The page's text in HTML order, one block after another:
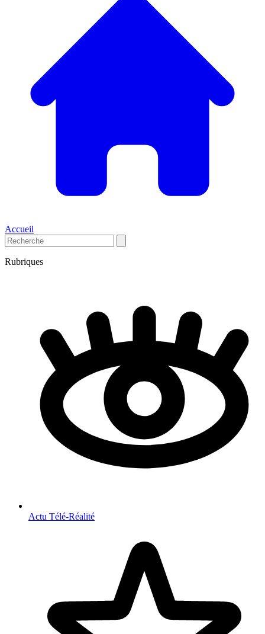
Accueil
Rubriques
Actu Télé-Réalité